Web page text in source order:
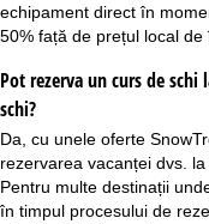
echipament direct în
50% față de prețul local de
Pot rezerva un curs de schi
schi?
Da, cu unele oferte
rezervarea vacanței dvs.
Pentru multe destinații
în timpul procesului de